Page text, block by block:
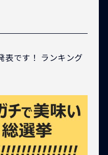
表です！ ランキング